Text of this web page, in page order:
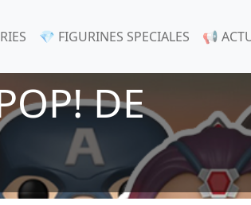
💎 FIGURINES SPECIALES 📢
DE